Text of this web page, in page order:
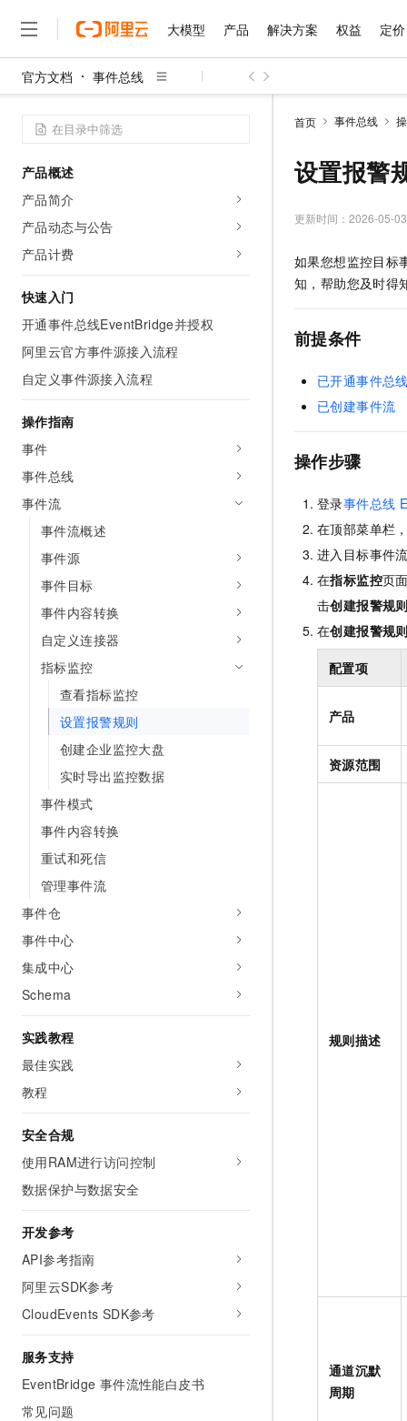
大模型 产品 解决方案 权益 定价
官方文档 事件总线
产品概述
产品简介
产品动态与公告
产品计费
快速入门
开通事件总线EventBridge并授权
阿里云官方事件源接入流程
自定义事件源接入流程
操作指南
事件
事件总线
事件流
事件流概述
事件源
事件目标
事件内容转换
自定义连接器
指标监控
查看指标监控
设置报警规则
创建企业监控大盘
实时导出监控数据
事件模式
事件内容转换
重试和死信
管理事件流
事件仓
事件中心
集成中心
Schema
实践教程
最佳实践
教程
安全合规
使用RAM进行访问控制
数据保护与数据安全
开发参考
API参考指南
阿里云SDK参考
CloudEvents SDK参考
服务支持
EventBridge 事件流性能白皮书
常见问题
首页 事件总线
设置报警
更新时间： 2026-05-
如果您想监控目标
知，帮助您及时得
前提条件
已开通事件总
已创建事件流
操作步骤
登录事件总线
在顶部菜单栏
进入目标事件
在指标监控页
击创建报警规
在创建报警规
配置项
产品
资源范围
规则描述
通道沉默
周期
大模型
千问AI平台
Qwen3.8-Max HOT
Qwen3.7-Plus
千问AI平台-Token Plan
千问AI平台-模型体验
在线体验全尺寸、多种模
Happy 系列大模型
大模型解决方案
快速部署 Dify，高效搭
产品
精选产品
容器
存储
网络与CDN
安全
数据库
大数据计算
媒体服务
企业服务与云通信
域名与网站
终端用户计算
Serverless
开发工具
迁移与运维管理
专有云
精选产品
大模型服务与应用平台
多元化、高性能、安全可
无影云电脑
随时随地安全接入的云上
面向分析的企业级SaaS
解决方案
精选解决方案
大数据
现代化应用
安全
网络
上云与迁云
企业出海
政企业务
精选解决方案
企业级Agent产品，直接
HappyHorse 打造一站
权益 普惠上云
云服务器38元/年起，超
推荐新用户得奖励，单订
云工开物
高校专属算力普惠，学生
免费试用
最高领取价值200元试用
产品新客免费试用，最长
大模型ACA认证体验
助力企业全员 AI 认知与能
定价 产品定价
了解云产品的定价详情
云上成本管理
管理和优化成本
云市场 精选商城
多端小程序
观测云
蓝凌 OA
畅捷通
AI空中课堂在线直播课
生态解决方案
行业生态解决方案
开发者生态解决方案
AI 开发和 AI 应用解决
伙伴 成为销售伙伴
咨询伙伴
销售伙伴合作计划
无影生态合作计划
Salesforce On Alibaba
AI 大模型销售与服务生
服务 售前咨询
售后服务
自助服务
在线服务
工单服务
短信专区
了解阿里云 为什么选择阿里云
技术领先
分析师报告
入门学习赛